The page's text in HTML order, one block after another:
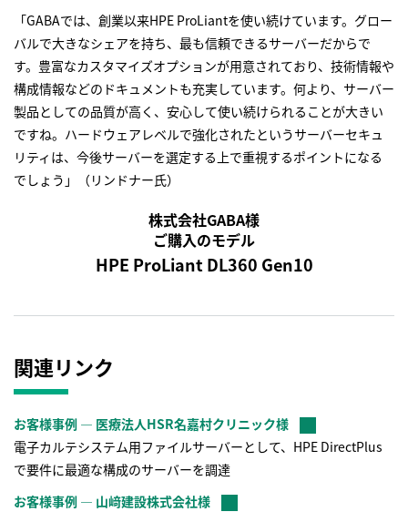
「GABAでは、創業以来HPE ProLiantを使い続けています。グロー
バルで大きなシェアを持ち、最も信頼できるサーバーだからで
す。豊富なカスタマイズオプションが用意されており、技術情報や
構成情報などのドキュメントも充実しています。何より、サーバー
製品としての品質が高く、安心して使い続けられることが大きい
ですね。ハードウェアレベルで強化されたというサーバーセキュ
リティは、今後サーバーを選定する上で重視するポイントになる
でしょう」（リンドナー氏）
株式会社GABA様
ご購入のモデル
HPE ProLiant DL360 Gen10
関連リンク
お客様事例 ― 医療法人HSR名嘉村クリニック様
電子カルテシステム用ファイルサーバーとして、HPE DirectPlus
で要件に最適な構成のサーバーを調達
お客様事例 ― 山﨑建設株式会社様